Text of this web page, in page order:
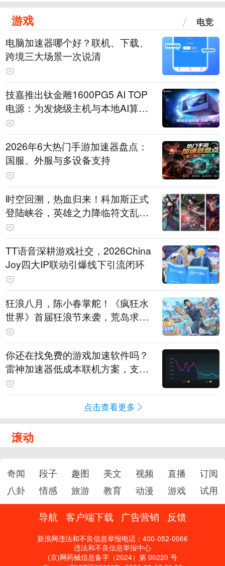
游戏 电竞
电脑加速器哪个好？联机、下载、
跨境三大场景一次说清
技嘉推出钛金雕1600PG5 AI TOP
电源：为发烧级主机与本地AI算力
打造旗舰供电方案
2026年6大热门手游加速器盘点：
国服、外服与多设备支持
时空回溯，热血归来！科加斯正式
登陆峡谷，英雄之力降临符文乱
斗！
TT语音深耕游戏社交，2026China
Joy四大IP联动引爆线下引流闭环
狂浪八月，陈小春掌舵！《疯狂水
世界》首届狂浪节来袭，荒岛求生
直播即将开启
你还在找免费的游戏加速软件吗？
雷神加速器低成本联机方案，支持
免费试用
点击查看更多
滚动
奇闻 段子 趣图 美文 视频 直播
订阅
八卦
情感 旅游 教育 动漫 游戏 试用
导航 客户端下载 广告营销 反馈
新浪网违法和不良信息举报电话：400-052-0066
违法和不良信息举报中心
(京)网药械信息备字（2024）第 00220 号